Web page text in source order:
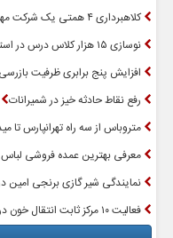
کلاهبرداری ۴ همتی یک شرکت مهاجرتی
نوسازی ۱۵ هزار کلاس درس در استان تهران
افزایش پنج برابری ظرفیت
رفع نقاط حادثه خیز در شمیرانات
متروباس از سه راه تهرانپارس تا
معرفی بهترین عمده فروشی لباس
نمایندگی شیر گازی برنجی امین
فعالیت ۱۰ مرکز ثابت انتقال خون در سطح استان تهران